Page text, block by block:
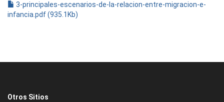
3-principales-escenarios-de-la-relacion-entre-migracion-e-
infancia.pdf (935.1Kb)
Otros Sitios